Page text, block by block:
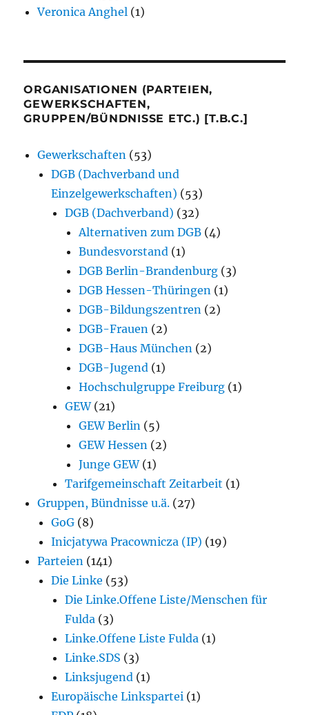
Veronica Anghel (1)
ORGANISATIONEN (PARTEIEN,
GEWERKSCHAFTEN,
GRUPPEN/BÜNDNISSE ETC.) [T.B.C.]
Gewerkschaften (53)
DGB (Dachverband und
Einzelgewerkschaften) (53)
DGB (Dachverband) (32)
Alternativen zum DGB (4)
Bundesvorstand (1)
DGB Berlin-Brandenburg (3)
DGB Hessen-Thüringen (1)
DGB-Bildungszentren (2)
DGB-Frauen (2)
DGB-Haus München (2)
DGB-Jugend (1)
Hochschulgruppe Freiburg (1)
GEW(21)
GEW Berlin (5)
GEW Hessen (2)
Junge GEW(1)
Tarifgemeinschaft Zeitarbeit (1)
Gruppen, Bündnisse u.ä. (27)
GoG (8)
Inicjatywa Pracownicza (IP) (19)
Parteien (141)
Die Linke (53)
Die Linke.Offene Liste/Menschen für
Fulda (3)
Linke.Offene Liste Fulda (1)
Linke.SDS (3)
Linksjugend (1)
Europäische Linkspartei (1)